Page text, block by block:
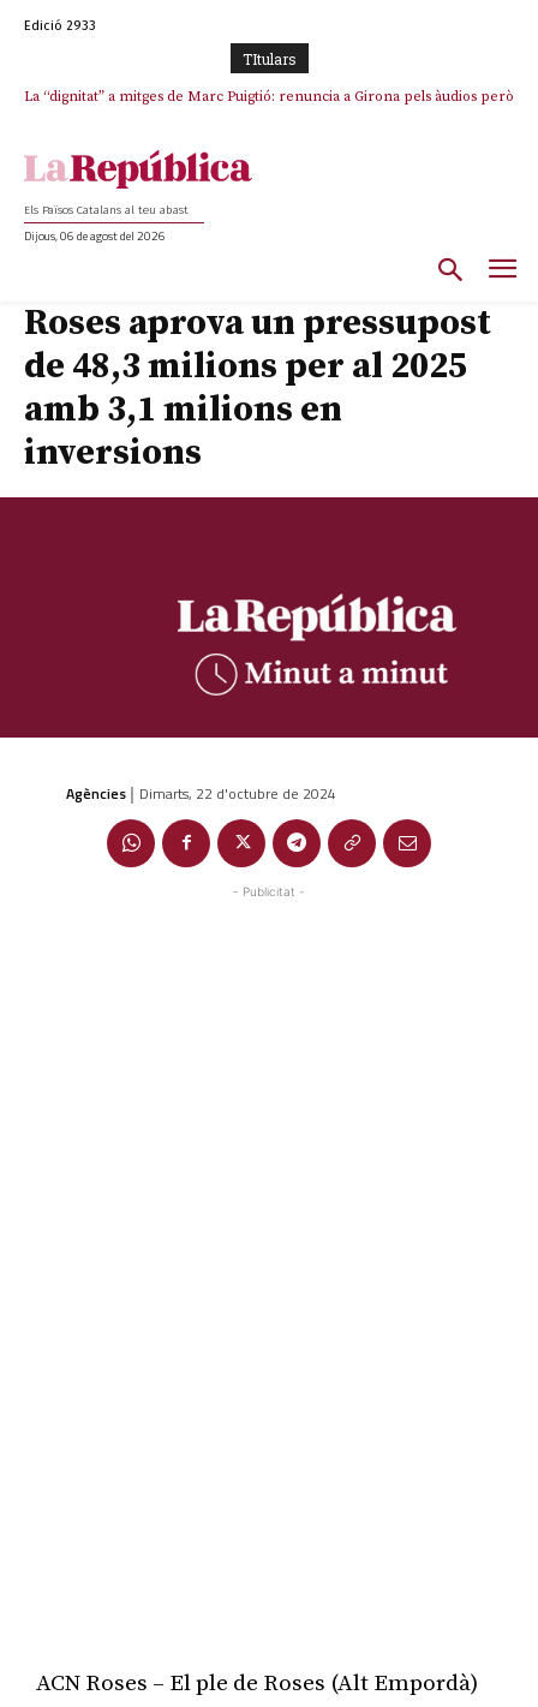
Edició 2933
TItulars
La “dignitat” a mitges de Marc Puigtió: renuncia a Girona pels àudios però
Junts exigeix que Catalunya quedi “fora” del repartiment dels menors
Els Països Catalans al teu abast
Dijous, 06 de agost del 2026
Roses aprova un pressupost
de 48,3 milions per al 2025
amb 3,1 milions en
inversions
Agències | Dimarts, 22 d'octubre de 2024
- Publicitat -
ACN Roses – El ple de Roses (Alt Empordà)